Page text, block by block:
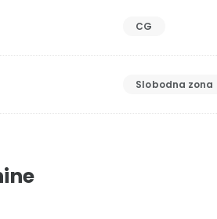
CG
Slobodna zona